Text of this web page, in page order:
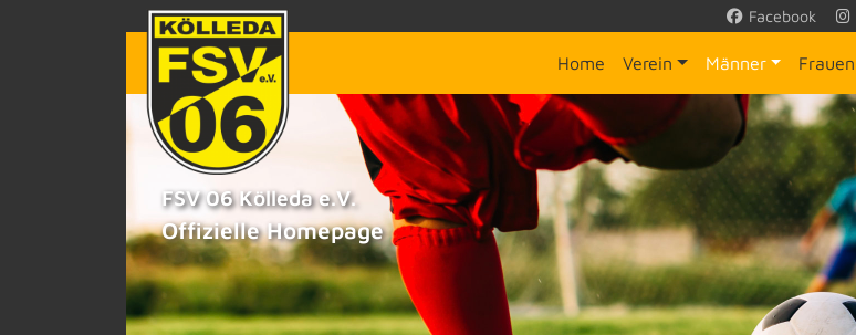
Facebook
Home Verein Männer Frauen
FSV 06 Kölleda e.V.
Offizielle Homepage